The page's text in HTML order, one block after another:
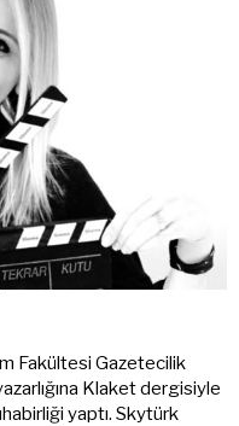
Fakültesi Gazetecilik
Klaket dergisiyle
yaptı. Skytürk